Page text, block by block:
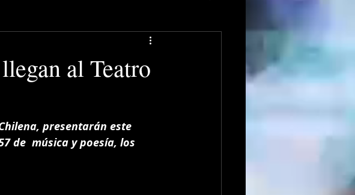
al Teatro
presentarán este
de  música y poesía, los